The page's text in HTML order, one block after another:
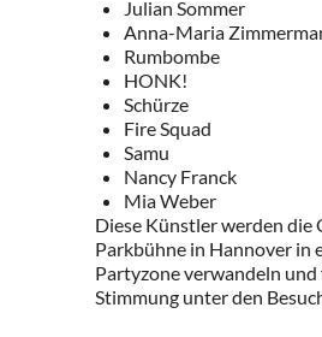
Julian Sommer
Anna-Maria
Rumbombe
HONK!
Schürze
Fire Squad
Samu
Nancy Franck
Mia Weber
Diese Künstler werden die
Parkbühne in Hannover in
Partyzone verwandeln und
Stimmung unter den